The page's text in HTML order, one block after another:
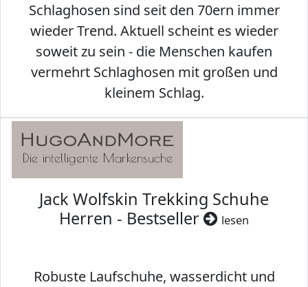
Schlaghosen sind seit den 70ern immer
wieder Trend. Aktuell scheint es wieder
soweit zu sein - die Menschen kaufen
vermehrt Schlaghosen mit großen und
kleinem Schlag.
Jack Wolfskin Trekking Schuhe
Herren - Bestseller
lesen
Robuste Laufschuhe, wasserdicht und